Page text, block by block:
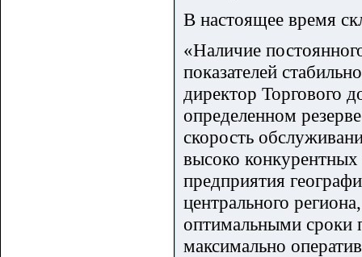
В настоящее время
«Наличие
показателей
директор Торгового
определенном
скорость
высоко
предприятия
центрального
оптимальными сроки
максимально